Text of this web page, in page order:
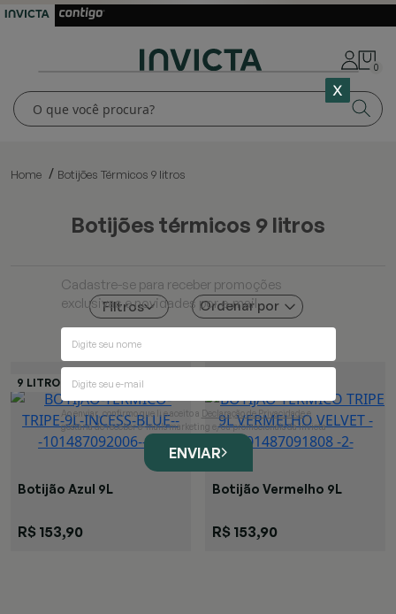
0
Home Botijões Térmicos 9 litros
botijões térmicos 9 litros
Filtros Ordenar por
Botijão Azul 9L
R$ 153,90
Botijão Vermelho 9L
R$ 153,90
Cadastre-se para receber promoções
exclusivas e novidades por e-mail
Ao enviar, confirmo que li e aceito a Declaração de Privacidadee
gostaria de receber e-mails marketing e/ou promocionais da Invicta
ENVIAR